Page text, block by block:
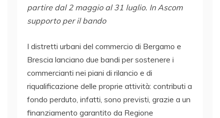
partire dal 2 maggio al 31 luglio. In Ascom
supporto per il bando
I distretti urbani del commercio di Bergamo e
Brescia lanciano due bandi per sostenere i
commercianti nei piani di rilancio e di
riqualificazione delle proprie attività: contributi a
fondo perduto, infatti, sono previsti, grazie a un
finanziamento garantito da Regione